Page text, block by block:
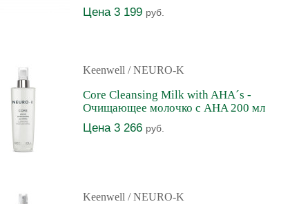
Цена 3 199 руб.
Keenwell / NEURO-K
Core Cleansing Milk with AHA´s -
Очищающее молочко с AHA 200 мл
Цена 3 266 руб.
Keenwell / NEURO-K